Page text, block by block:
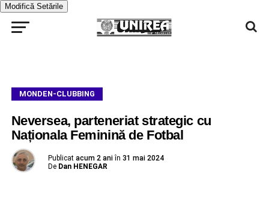
Modifică Setările
MONDEN-CLUBBING
Neversea, parteneriat strategic cu
Naționala Feminină de Fotbal
Publicat acum 2 ani în 31 mai 2024
De Dan HENEGAR